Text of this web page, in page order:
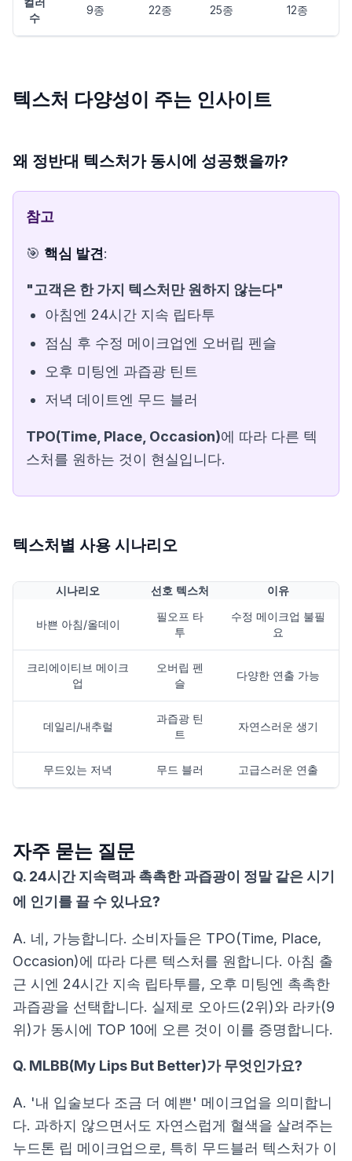
수
9종 22종 25종 12종
텍스처 다양성이 주는 인사이트
왜 정반대 텍스처가 동시에 성공했을까?
참고
🎯 핵심 발견 :
"고객은 한 가지 텍스처만 원하지 않는다"
아침엔 24시간 지속 립타투
점심 후 수정 메이크업엔 오버립 펜슬
오후 미팅엔 과즙광 틴트
저녁 데이트엔 무드 블러
TPO(Time, Place, Occasion)에 따라 다른 텍
스처를 원하는 것이 현실입니다.
텍스처별 사용 시나리오
시나리오 선호 텍스처 이유
바쁜 아침/올데이
필오프 타
투
수정 메이크업 불필
요
크리에이티브 메이크
업
오버립 펜
슬
다양한 연출 가능
데일리/내추럴
과즙광 틴
트
자연스러운 생기
무드있는 저녁 무드 블러 고급스러운 연출
자주 묻는 질문
Q. 24시간 지속력과 촉촉한 과즙광이 정말 같은 시기
에 인기를 끌 수 있나요?
A. 네, 가능합니다. 소비자들은 TPO(Time, Place,
Occasion)에 따라 다른 텍스처를 원합니다. 아침 출
근 시엔 24시간 지속 립타투를, 오후 미팅엔 촉촉한
과즙광을 선택합니다. 실제로 오아드(2위)와 라카(9
위)가 동시에 TOP 10에 오른 것이 이를 증명합니다.
Q. MLBB(My Lips But Better)가 무엇인가요?
A. '내 입술보다 조금 더 예쁜' 메이크업을 의미합니
다. 과하지 않으면서도 자연스럽게 혈색을 살려주는
누드톤 립 메이크업으로, 특히 무드블러 텍스처가 이